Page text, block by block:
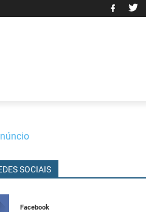
SOCIAIS
Facebook